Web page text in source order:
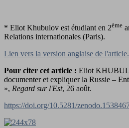
* Eliot Khubulov est étudiant en 2ème
Relations internationales (Paris).
Lien vers la version anglaise de l'article.
Pour citer cet article : Eliot
documenter et expliquer la Russie –
», Regard sur l'Est, 26 août.
https://doi.org/10.5281/